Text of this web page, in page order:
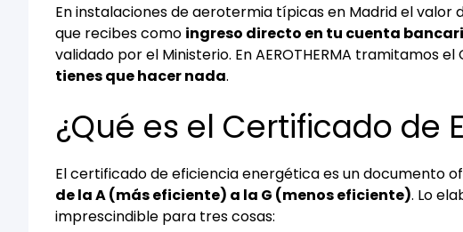
En instalaciones de aerotermia típicas en Madrid el valor
que recibes como ingreso directo en tu cuenta
validado por el Ministerio. En AEROTHERMA tramitamos
tienes que hacer nada.
¿Qué es el Certificado de
El certificado de eficiencia energética es un documento
de la A (más eficiente) a la G (menos eficiente). Lo
imprescindible para tres cosas: